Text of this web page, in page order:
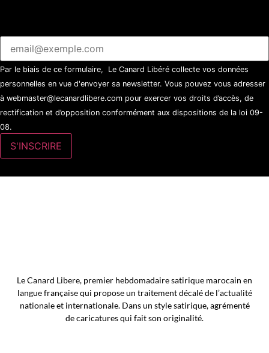
Par le biais de ce formulaire, Le Canard Libéré collecte vos données
personnelles en vue d'envoyer sa newsletter. Vous pouvez vous adresser
à webmaster@lecanardlibere.com pour exercer vos droits d’accès, de
rectification et d’opposition conformément aux dispositions de la loi 09-
08.
Le Canard Libere, premier hebdomadaire satirique marocain en
langue française qui propose un traitement décalé de l’actualité
nationale et internationale. Dans un style satirique, agrémenté
de caricatures qui fait son originalité.